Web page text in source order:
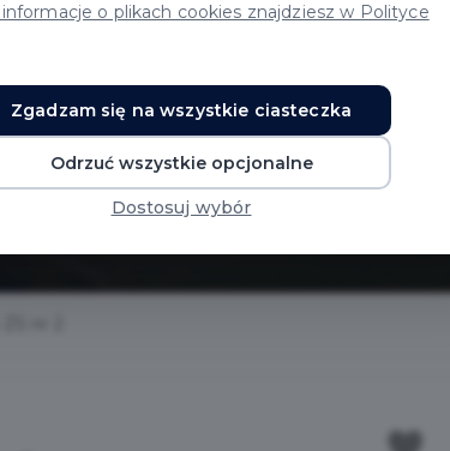
w ZS
o plikach cookies znajdziesz w Polityce
Zgadzam się na wszystkie ciasteczka
Odrzuć wszystkie opcjonalne
Dostosuj wybór